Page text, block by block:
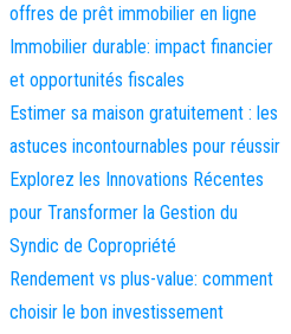
offres de prêt immobilier en ligne
Immobilier durable: impact financier
et opportunités fiscales
Estimer sa maison gratuitement : les
astuces incontournables pour réussir
Explorez les Innovations Récentes
pour Transformer la Gestion du
Syndic de Copropriété
Rendement vs plus-value: comment
choisir le bon investissement